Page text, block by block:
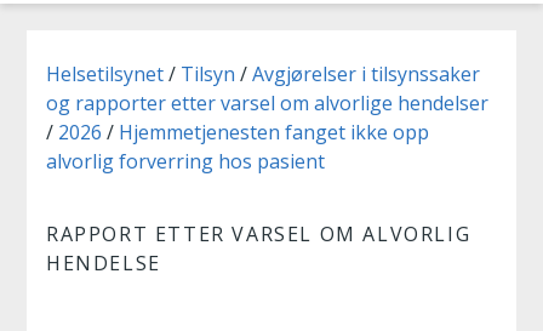
Du er her:
Helsetilsynet Tilsyn
Avgjørelser i tilsynssaker
og rapporter etter varsel om alvorlige hendelser
2026
Hjemmetjenesten fanget ikke opp
alvorlig forverring hos pasient
RAPPORT ETTER VARSEL OM ALVORLIG
HENDELSE